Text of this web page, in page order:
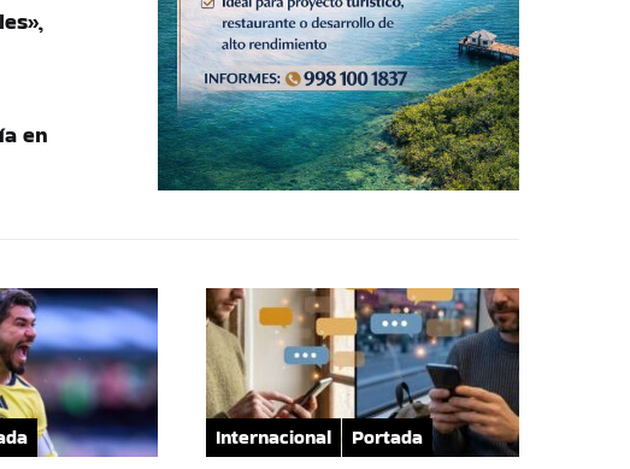
en
Internacional Portada